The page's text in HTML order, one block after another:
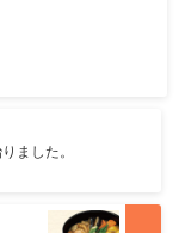
ました。